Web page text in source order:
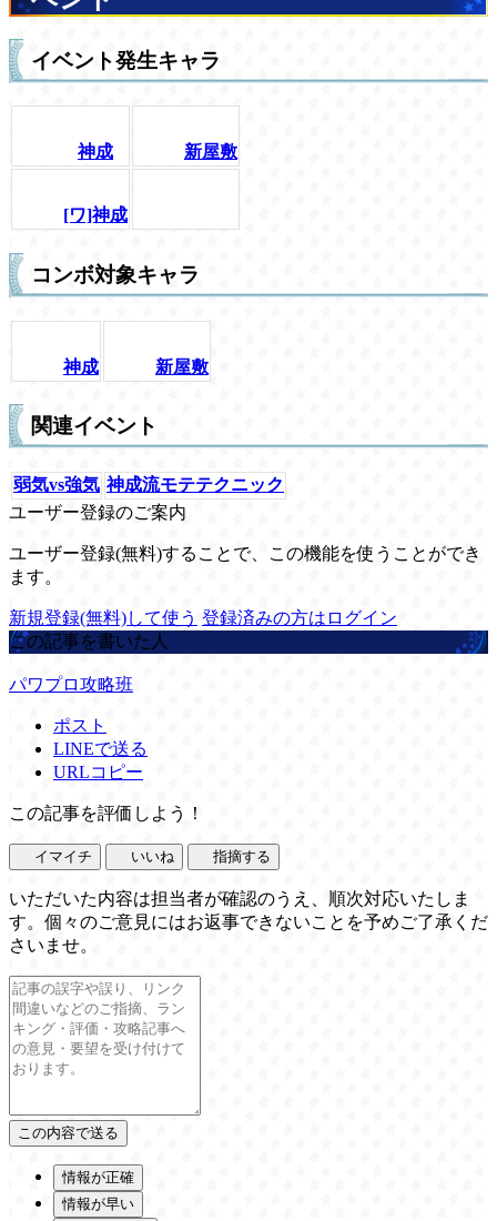
イベント発生キャラ
神成 新屋敷
[ワ]神成
コンボ対象キャラ
神成 新屋敷
関連イベント
弱気vs強気 神成流モテテクニック
ユーザー登録のご案内
ユーザー登録(無料)することで、この機能を使うことができ
ます。
新規登録(無料)して使う 登録済みの方はログイン
この記事を書いた人
パワプロ攻略班
ポスト
LINEで送る
URLコピー
この記事を評価しよう！
イマイチ いいね 指摘する
いただいた内容は担当者が確認のうえ、順次対応いたしま
す。個々のご意見にはお返事できないことを予めご了承くだ
さいませ。
情報が正確
情報が早い